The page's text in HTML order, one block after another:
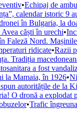
•Echipaj de
calendar istoric 9
în Bulgaria, la
căști în urechi•
Faleză Nord.
ridicate•Razii
Tradiția
a fost
la Mamaia, în 1926•
autoritățile de la
O dronă a explodat
•Trafic